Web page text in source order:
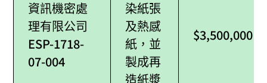
資訊機密處
理有限公司
ESP-1718-
07-004
染紙張
及熱感
紙，並
製成再
造紙漿
$3,500,000